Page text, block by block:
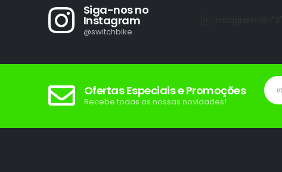
Siga-nos no
Instagram
@switchbike
Ofertas Especiais e Promoções
Recebe todas as nossas novidades!